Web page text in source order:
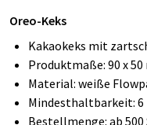
Oreo-Keks
Kakaokeks mit
Produktmaße: 90 x
Material: weiße
Mindesthaltbarkeit: 6
Bestellmenge: ab 500